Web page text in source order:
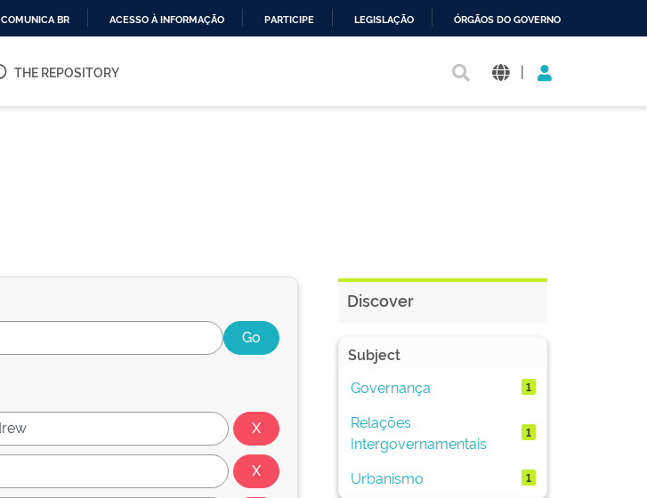
O
COMUNICA BR ACESSO À INFORMAÇÃO PARTICIPE LEGISLAÇÃO ÓRGÃOS DO GOVERNO
THE REPOSITORY |
Discover
Subject
Governança
1
Relações
Intergovernamentais
1
Urbanismo 1